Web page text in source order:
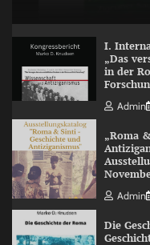
I.
„Das
in der
Admin
„Roma
Admin
Die